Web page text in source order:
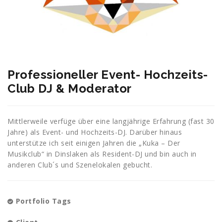
Professioneller Event- Hochzeits-
Club DJ & Moderator
Mittlerweile verfüge über eine langjährige Erfahrung (fast 30
Jahre) als Event- und Hochzeits-DJ. Darüber hinaus
unterstütze ich seit einigen Jahren die „Kuka – Der
Musikclub“ in Dinslaken als Resident-DJ und bin auch in
anderen Club´s und Szenelokalen gebucht.
Portfolio Tags